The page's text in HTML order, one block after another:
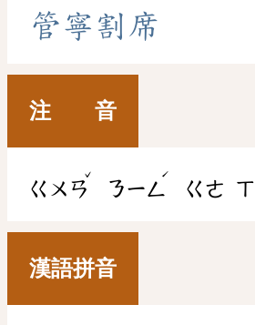
管寧 割 席
注 音
ㄍㄨㄢ
ˇ
ㄋㄧㄥ
ˊ
ㄍㄜ
漢語拼音